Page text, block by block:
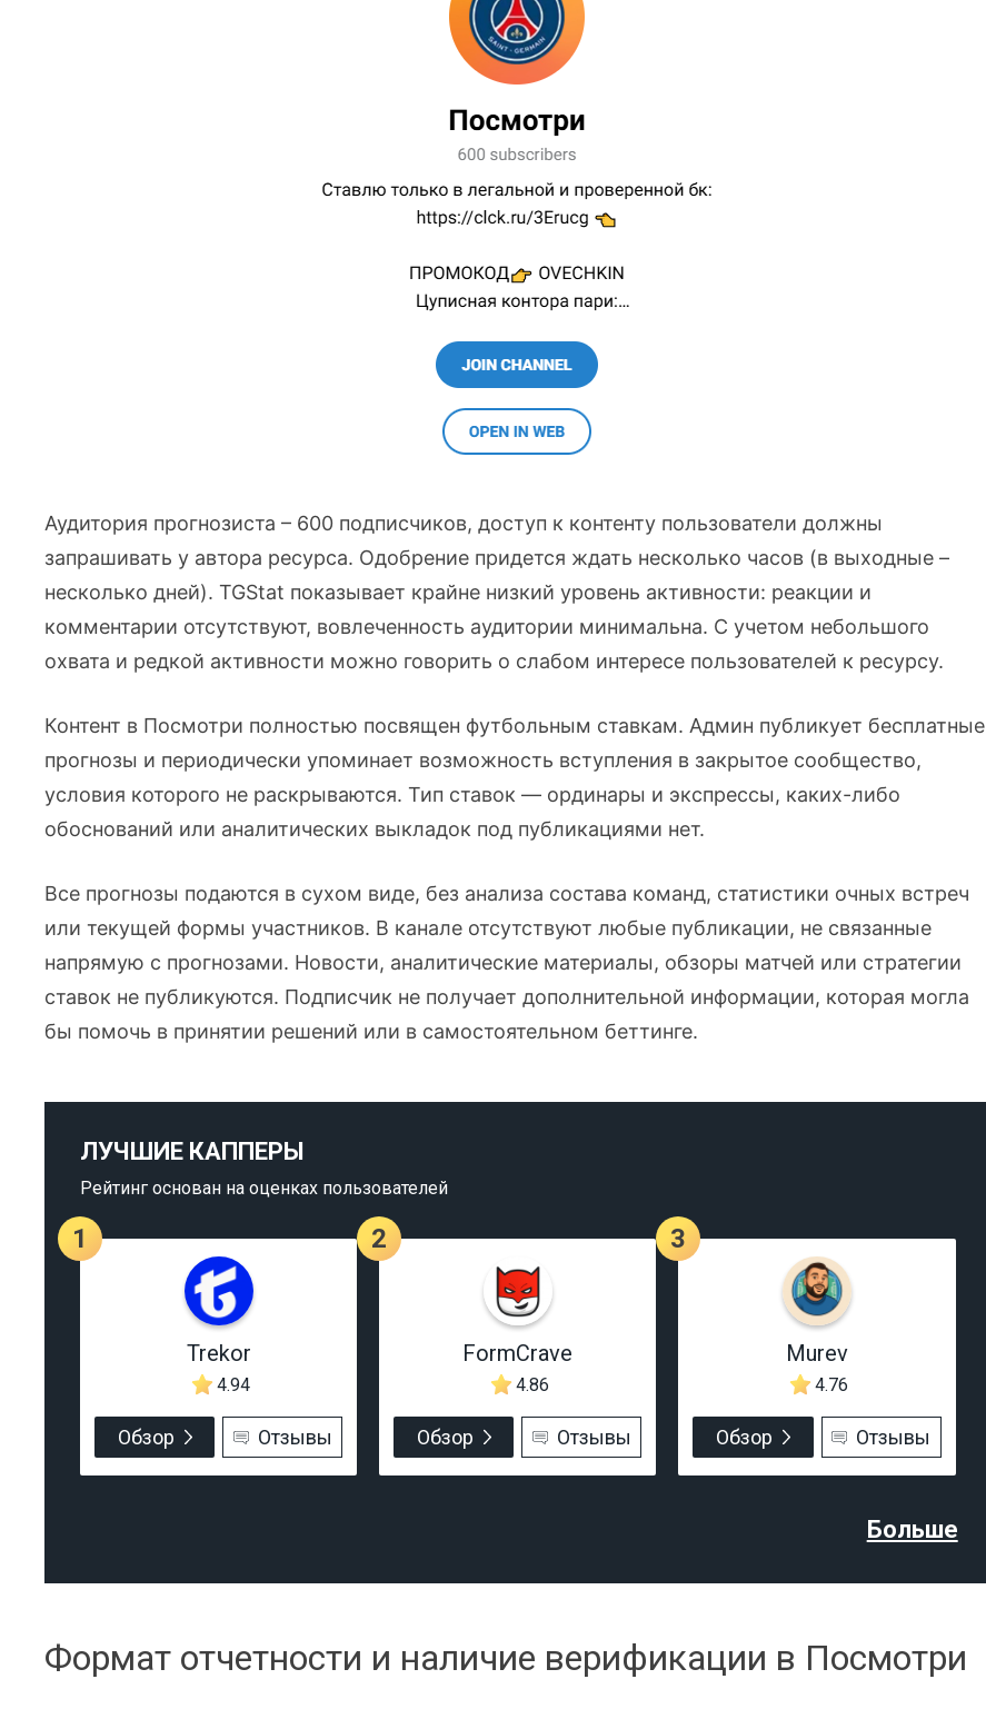
Аудитория прогнозиста – 600 подписчиков, доступ к контенту пользователи должны
запрашивать у автора ресурса. Одобрение придется ждать несколько часов (в выходные –
несколько дней). TGStat показывает крайне низкий уровень активности: реакции и
комментарии отсутствуют, вовлеченность аудитории минимальна. С учетом небольшого
охвата и редкой активности можно говорить о слабом интересе пользователей к ресурсу.
Контент в Посмотри полностью посвящен футбольным ставкам. Админ публикует бесплатные
прогнозы и периодически упоминает возможность вступления в закрытое сообщество,
условия которого не раскрываются. Тип ставок — ординары и экспрессы, каких-либо
обоснований или аналитических выкладок под публикациями нет.
Все прогнозы подаются в сухом виде, без анализа состава команд, статистики очных встреч
или текущей формы участников. В канале отсутствуют любые публикации, не связанные
напрямую с прогнозами. Новости, аналитические материалы, обзоры матчей или стратегии
ставок не публикуются. Подписчик не получает дополнительной информации, которая могла
бы помочь в принятии решений или в самостоятельном беттинге.
ЛУЧШИЕ КАППЕРЫ
Рейтинг основан на оценках пользователей
1
Trekor
4.94
Обзор Отзывы
2
FormCrave
4.86
Обзор Отзывы
3
Murev
4.76
Обзор Отзывы
Больше
Формат отчетности и наличие верификации в Посмотри